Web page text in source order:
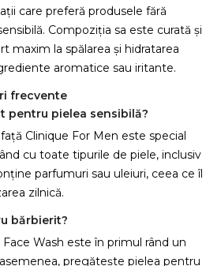
care preferă produsele fără
Compoziția sa este curată și
maxim la spălarea și hidratarea
aromatice sau iritante.
frecvente
pentru pielea sensibilă?
Clinique For Men este special
cu toate tipurile de piele, inclusiv
parfumuri sau uleiuri, ceea ce îl
zilnică.
bărbierit?
Wash este în primul rând un
pregătește pielea pentru